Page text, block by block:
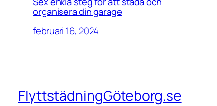
organisera din garage
februari 16, 2024
FlyttstädningGöteborg.se